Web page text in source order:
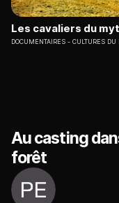
Les cavaliers du
DOCUMENTAIRES CULTURES DU
Au casting
forêt